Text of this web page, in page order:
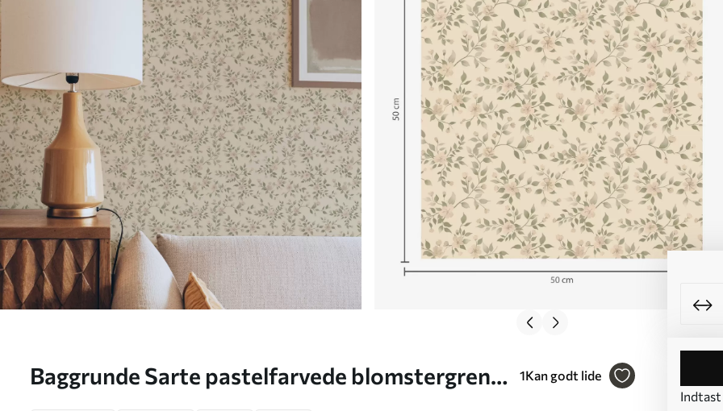
Baggrunde Sarte pastelfarvede blomstergrene
1Kan godt lide
Indtast